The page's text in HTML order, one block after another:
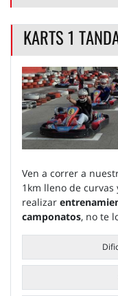
KARTS 1
Ven a correr a
1km lleno de
realizar
camponatos, no te